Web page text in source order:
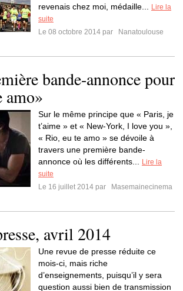
revenais chez moi, médaille...
Lire la
suite
Le 08 octobre 2014 par
Nanatoulouse
bande-annonce pour
amo»
Sur le même principe que « Paris, je
t’aime » et « New-York, I love you »,
« Rio, eu te amo » se dévoile à
travers une première bande-
annonce où les différents...
Lire la
suite
Le 16 juillet 2014 par
Masemainecinema
avril 2014
Une revue de presse réduite ce
mois-ci, mais riche
d’enseignements, puisqu’il y sera
question aussi bien de transmission